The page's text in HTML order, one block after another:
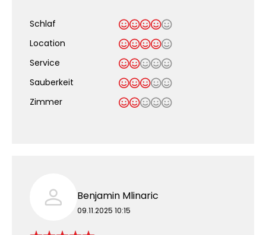
Schlaf
Location
Service
Sauberkeit
Zimmer
Benjamin Mlinaric
09.11.2025 10:15